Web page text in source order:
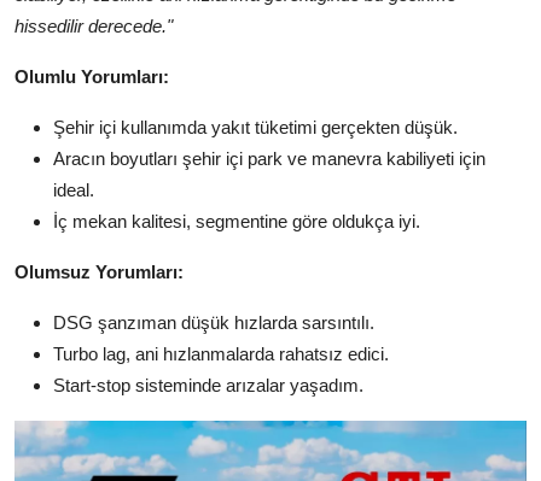
hissedilir derecede."
Olumlu Yorumları:
Şehir içi kullanımda yakıt tüketimi gerçekten düşük.
Aracın boyutları şehir içi park ve manevra kabiliyeti için
ideal.
İç mekan kalitesi, segmentine göre oldukça iyi.
Olumsuz Yorumları:
DSG şanzıman düşük hızlarda sarsıntılı.
Turbo lag, ani hızlanmalarda rahatsız edici.
Start-stop sisteminde arızalar yaşadım.